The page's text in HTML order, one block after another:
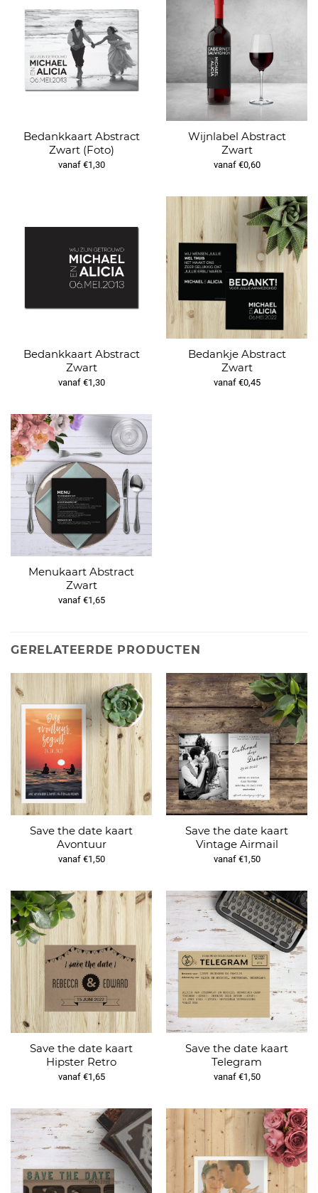
Bedankkaart Abstract
Zwart (Foto)
vanaf €1,30
Wijnlabel Abstract
Zwart
vanaf €0,60
Bedankkaart Abstract
Zwart
vanaf €1,30
Bedankje Abstract
Zwart
vanaf €0,45
Menukaart Abstract
Zwart
vanaf €1,65
GERELATEERDE PRODUCTEN
Save the date kaart
Avontuur
vanaf €1,50
Save the date kaart
Vintage Airmail
vanaf €1,50
Save the date kaart
Hipster Retro
vanaf €1,65
Save the date kaart
Telegram
vanaf €1,50